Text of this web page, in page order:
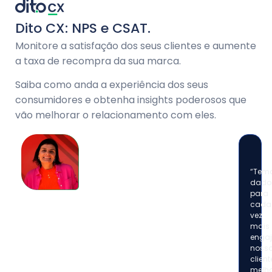
Dito CX: NPS e CSAT.
Monitore a satisfação dos seus clientes e aumente
a taxa de recompra da sua marca.
Saiba como anda a experiência dos seus
consumidores e obtenha insights poderosos que
vão melhorar o relacionamento com eles.
para
cada
vez
mais